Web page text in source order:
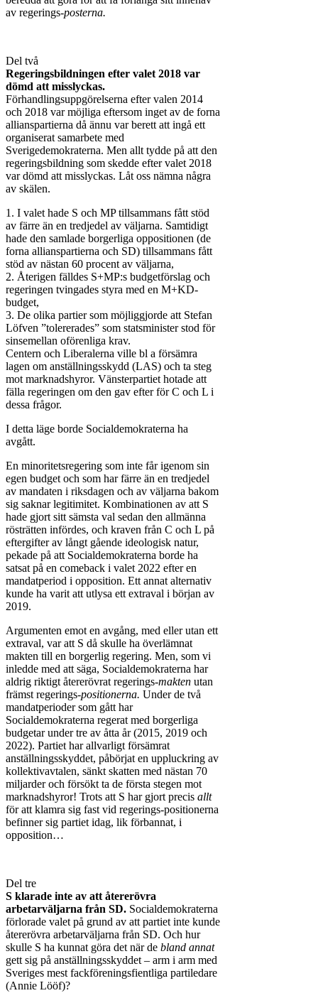
av regerings-posterna.
Del två
Regeringsbildningen efter valet 2018 var
dömd att misslyckas.
Förhandlingsuppgörelserna efter valen 2014
och 2018 var möjliga eftersom inget av de forna
allianspartierna då ännu var berett att ingå ett
organiserat samarbete med
Sverigedemokraterna. Men allt tydde på att den
regeringsbildning som skedde efter valet 2018
var dömd att misslyckas. Låt oss nämna några
av skälen.
1. I valet hade S och MP tillsammans fått stöd
av färre än en tredjedel av väljarna. Samtidigt
hade den samlade borgerliga oppositionen (de
forna allianspartierna och SD) tillsammans fått
stöd av nästan 60 procent av väljarna,
2. Återigen fälldes S+MP:s budgetförslag och
regeringen tvingades styra med en M+KD-
budget,
3. De olika partier som möjliggjorde att Stefan
Löfven ”tolererades” som statsminister stod för
sinsemellan oförenliga krav.
Centern och Liberalerna ville bl a försämra
lagen om anställningsskydd (LAS) och ta steg
mot marknadshyror. Vänsterpartiet hotade att
fälla regeringen om den gav efter för C och L i
dessa frågor.
I detta läge borde Socialdemokraterna ha
avgått.
En minoritetsregering som inte får igenom sin
egen budget och som har färre än en tredjedel
av mandaten i riksdagen och av väljarna bakom
sig saknar legitimitet. Kombinationen av att S
hade gjort sitt sämsta val sedan den allmänna
rösträtten infördes, och kraven från C och L på
eftergifter av långt gående ideologisk natur,
pekade på att Socialdemokraterna borde ha
satsat på en comeback i valet 2022 efter en
mandatperiod i opposition. Ett annat alternativ
kunde ha varit att utlysa ett extraval i början av
2019.
Argumenten emot en avgång, med eller utan ett
extraval, var att S då skulle ha överlämnat
makten till en borgerlig regering. Men, som vi
inledde med att säga, Socialdemokraterna har
aldrig riktigt återerövrat regerings-makten utan
främst regerings-positionerna. Under de två
mandatperioder som gått har
Socialdemokraterna regerat med borgerliga
budgetar under tre av åtta år (2015, 2019 och
2022). Partiet har allvarligt försämrat
anställningsskyddet, påbörjat en uppluckring av
kollektivavtalen, sänkt skatten med nästan 70
miljarder och försökt ta de första stegen mot
marknadshyror! Trots att S har gjort precis allt
för att klamra sig fast vid regerings-positionerna
befinner sig partiet idag, lik förbannat, i
opposition…
Del tre
S klarade inte av att återerövra
arbetarväljarna från SD. Socialdemokraterna
förlorade valet på grund av att partiet inte kunde
återerövra arbetarväljarna från SD. Och hur
skulle S ha kunnat göra det när de bland annat
gett sig på anställningsskyddet – arm i arm med
Sveriges mest fackföreningsfientliga partiledare
(Annie Lööf)?